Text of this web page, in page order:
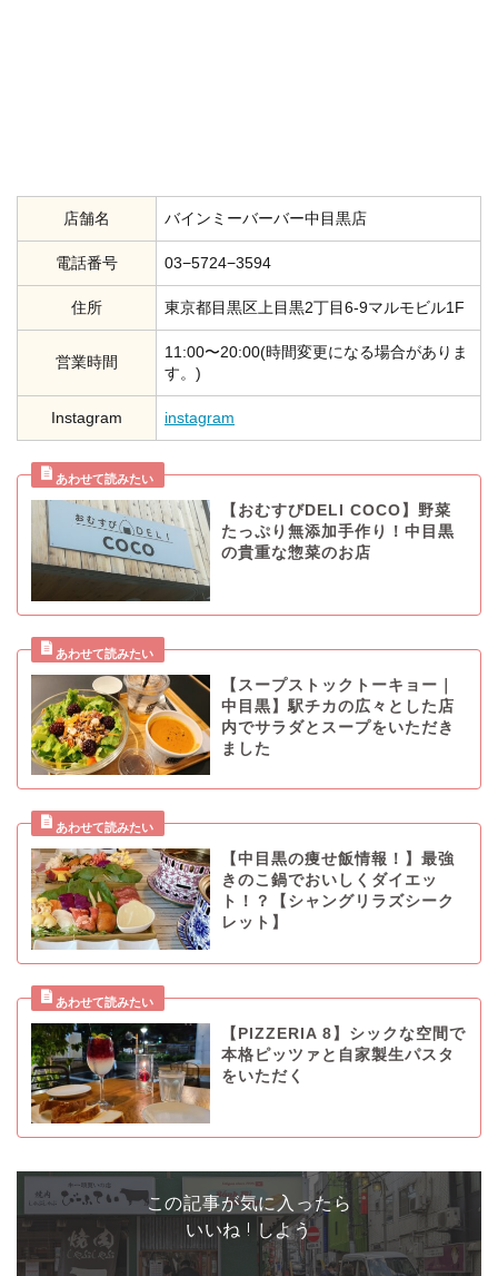
店舗名 バインミーバーバー中目黒店
電話番号 03−5724−3594
住所 東京都目黒区上目黒2丁目6-9マルモビル1F
営業時間
11:00〜20:00(時間変更になる場合がありま
す。)
Instagram instagram
【おむすびDELI COCO】野菜
たっぷり無添加手作り！中目黒
の貴重な惣菜のお店
【スープストックトーキョー｜
中目黒】駅チカの広々とした店
内でサラダとスープをいただき
ました
【中目黒の痩せ飯情報！】最強
きのこ鍋でおいしくダイエッ
ト！？【シャングリラズシーク
レット】
【PIZZERIA 8】シックな空間で
本格ピッツァと自家製生パスタ
をいただく
この記事が気に入ったら
いいね ! しよう